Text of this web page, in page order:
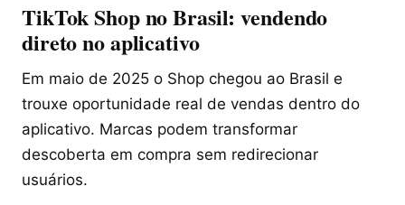
TikTok Shop no Brasil: vendendo
direto no aplicativo
Em maio de 2025 o Shop chegou ao Brasil e
trouxe oportunidade real de vendas dentro do
aplicativo. Marcas podem transformar
descoberta em compra sem redirecionar
usuários.